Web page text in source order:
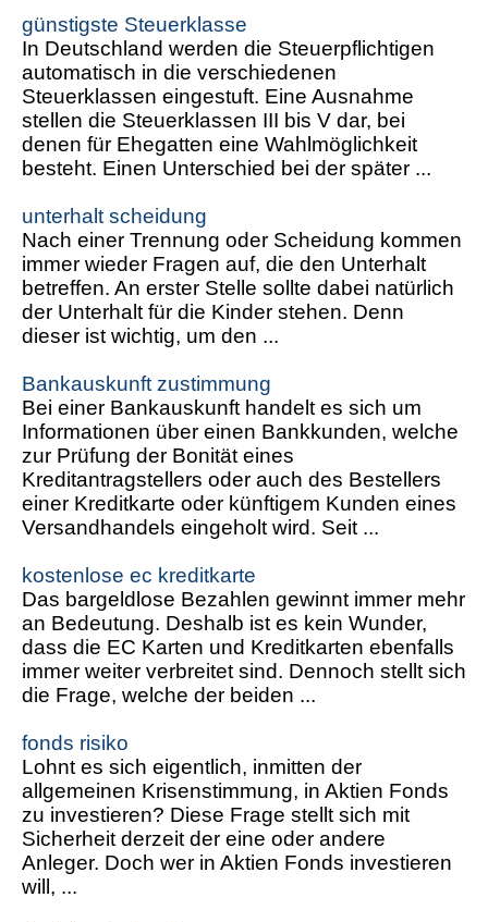
günstigste Steuerklasse
In Deutschland werden die Steuerpflichtigen
automatisch in die verschiedenen
Steuerklassen eingestuft. Eine Ausnahme
stellen die Steuerklassen III bis V dar, bei
denen für Ehegatten eine Wahlmöglichkeit
besteht. Einen Unterschied bei der später ...
unterhalt scheidung
Nach einer Trennung oder Scheidung kommen
immer wieder Fragen auf, die den Unterhalt
betreffen. An erster Stelle sollte dabei natürlich
der Unterhalt für die Kinder stehen. Denn
dieser ist wichtig, um den ...
Bankauskunft zustimmung
Bei einer Bankauskunft handelt es sich um
Informationen über einen Bankkunden, welche
zur Prüfung der Bonität eines
Kreditantragstellers oder auch des Bestellers
einer Kreditkarte oder künftigem Kunden eines
Versandhandels eingeholt wird. Seit ...
kostenlose ec kreditkarte
Das bargeldlose Bezahlen gewinnt immer mehr
an Bedeutung. Deshalb ist es kein Wunder,
dass die EC Karten und Kreditkarten ebenfalls
immer weiter verbreitet sind. Dennoch stellt sich
die Frage, welche der beiden ...
fonds risiko
Lohnt es sich eigentlich, inmitten der
allgemeinen Krisenstimmung, in Aktien Fonds
zu investieren? Diese Frage stellt sich mit
Sicherheit derzeit der eine oder andere
Anleger. Doch wer in Aktien Fonds investieren
will, ...